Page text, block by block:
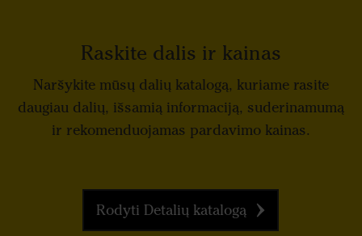
Raskite dalis ir kainas
Naršykite mūsų dalių katalogą, kuriame rasite
daugiau dalių, išsamią informaciją, suderinamumą
ir rekomenduojamas pardavimo kainas.
Rodyti Detalių katalogą